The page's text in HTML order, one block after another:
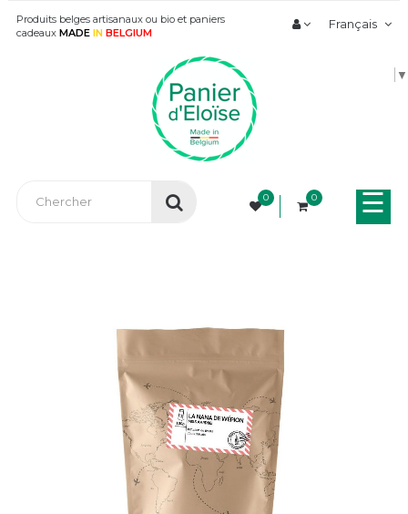
Produits belges artisanaux ou bio et paniers
cadeaux MADE IN BELGIUM
Français
▼
0 0
la
☰